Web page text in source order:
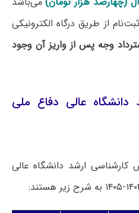
از طریق درگاه الکترونیکی
وجه پس از واریز آن وجود
دانشگاه عالی دفاع ملی
ارشد دانشگاه عالی